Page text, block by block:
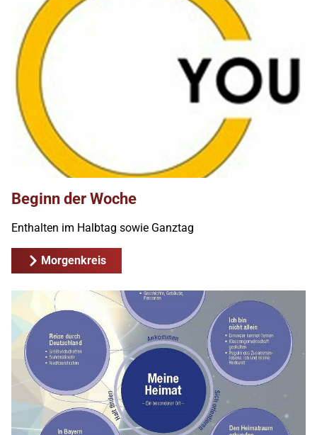
Beginn der Woche
Enthalten im Halbtag sowie Ganztag
Morgenkreis